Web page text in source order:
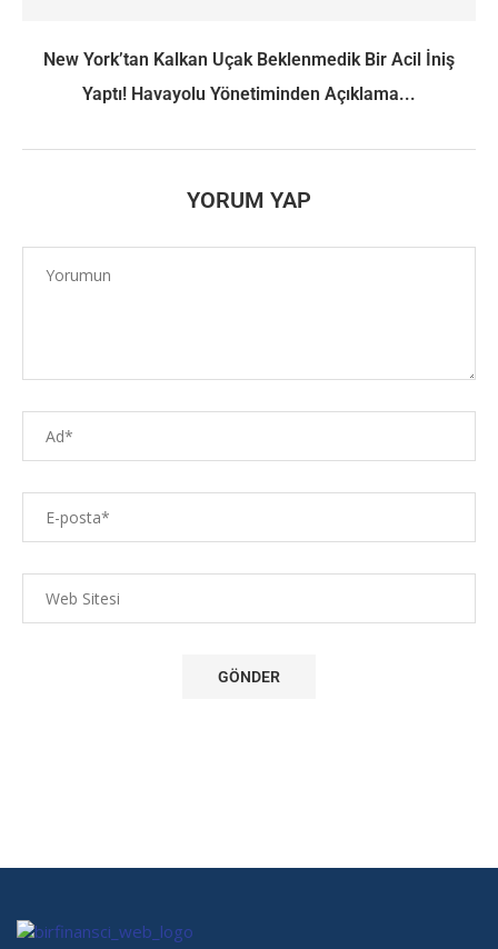
New York’tan Kalkan Uçak Beklenmedik Bir Acil İniş
Yaptı! Havayolu Yönetiminden Açıklama...
YORUM YAP